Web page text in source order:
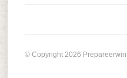
© Copyright 2026